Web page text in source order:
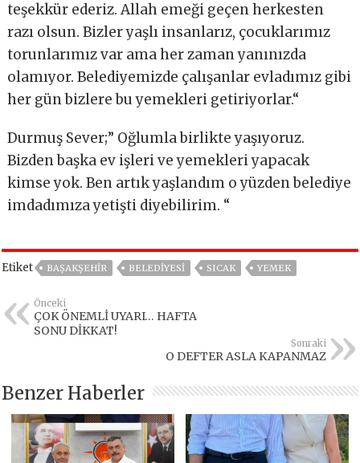
teşekkür ederiz. Allah emeği geçen herkesten
razı olsun. Bizler yaşlı insanlarız, çocuklarımız
torunlarımız var ama her zaman yanınızda
olamıyor. Belediyemizde çalışanlar evladımız gibi
her gün bizlere bu yemekleri getiriyorlar.“
Durmuş Sever;” Oğlumla birlikte yaşıyoruz.
Bizden başka ev işleri ve yemekleri yapacak
kimse yok. Ben artık yaşlandım o yüzden belediye
imdadımıza yetişti diyebilirim. “
Etiket BAŞAKŞEHIR BELEDİYESİ SICAK YEMEK
Önceki
ÇOK ÖNEMLİ UYARI… HAFTA
SONU DİKKAT!
Sonraki
O DEFTER ASLA KAPANMAZ
Benzer Haberler